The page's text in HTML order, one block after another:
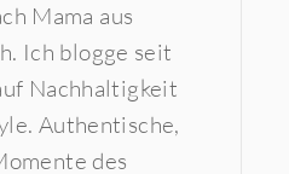
Mama aus
Ich blogge seit
Nachhaltigkeit
Authentische,
des